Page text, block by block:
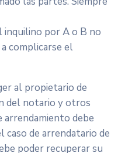
inquilino por A o B no
complicarse el
al propietario de
del notario y otros
debe
caso de arrendatario de
poder recuperar su